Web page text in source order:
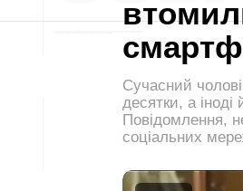
Сучасний
десятки, а іноді
Повідомлення,
соціальних